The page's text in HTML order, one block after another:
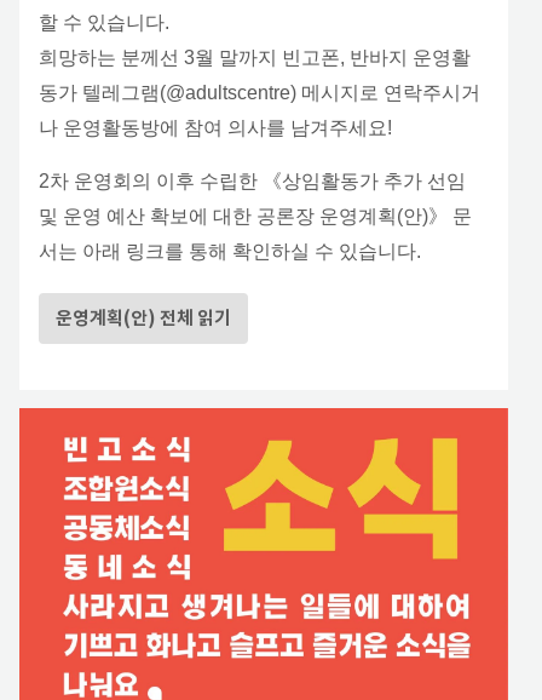
할 수 있습니다.
희망하는 분께선 3월 말까지 빈고폰, 반바지 운영활
동가 텔레그램(@adultscentre) 메시지로 연락주시거
나 운영활동방에 참여 의사를 남겨주세요!
2차 운영회의 이후 수립한 《상임활동가 추가 선임
및 운영 예산 확보에 대한 공론장 운영계획(안)》 문
서는 아래 링크를 통해 확인하실 수 있습니다.
운영계획(안) 전체 읽기